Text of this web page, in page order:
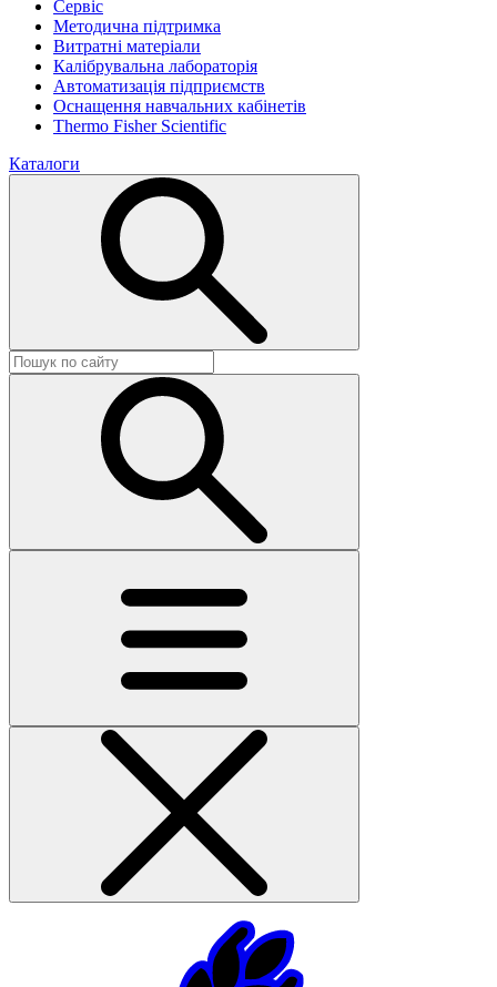
Сервіс
Методична підтримка
Витратні матеріали
Калібрувальна лабораторія
Автоматизація підприємств
Оснащення навчальних кабінетів
Thermo Fisher Scientific
Каталоги